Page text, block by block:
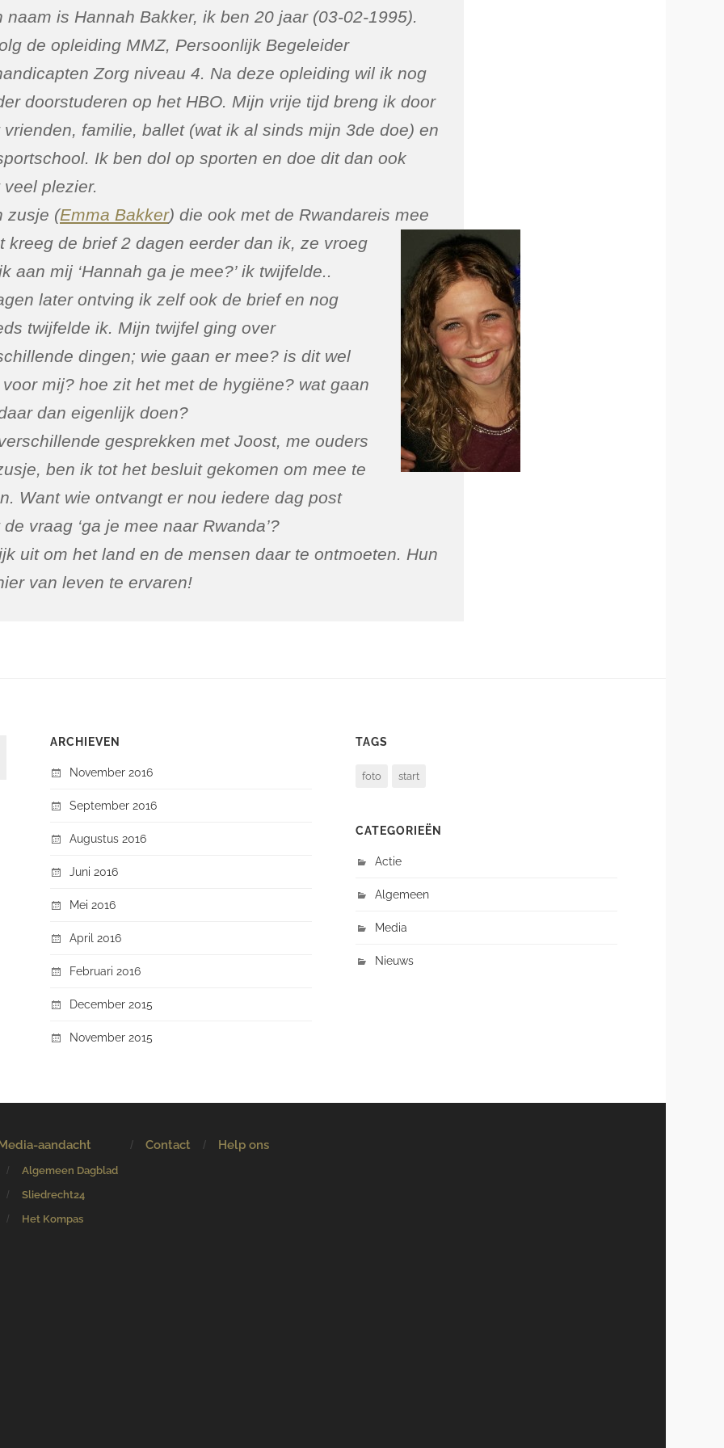
naam is Hannah Bakker, ik ben 20 jaar (03-02-1995).
de opleiding MMZ, Persoonlijk Begeleider
Zorg niveau 4. Na deze opleiding wil ik nog
doorstuderen op het HBO. Mijn vrije tijd breng ik door
vrienden, familie, ballet (wat ik al sinds mijn 3de doe) en
Ik ben dol op sporten en doe dit dan ook
veel plezier.
zusje (Emma Bakker) die ook met de Rwandareis mee
kreeg de brief 2 dagen eerder dan ik, ze vroeg
aan mij ‘Hannah ga je mee?’ ik twijfelde..
later ontving ik zelf ook de brief en nog
twijfelde ik. Mijn twijfel ging over
dingen; wie gaan er mee? is dit wel
mij? hoe zit het met de hygiëne? wat gaan
dan eigenlijk doen?
gesprekken met Joost, me ouders
ben ik tot het besluit gekomen om mee te
Want wie ontvangt er nou iedere dag post
de vraag ‘ga je mee naar Rwanda’?
uit om het land en de mensen daar te ontmoeten. Hun
van leven te ervaren!
ARCHIEVEN
November 2016
September 2016
Augustus 2016
Juni 2016
Mei 2016
April 2016
Februari 2016
December 2015
November 2015
TAGS
foto start
CATEGORIEËN
Actie
Algemeen
Media
Nieuws
aandacht
Algemeen Dagblad
Sliedrecht24
Het Kompas
Contact Help ons